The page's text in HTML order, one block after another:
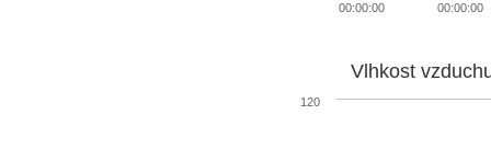
00:00:00 00:00:00
Vlhkost
120